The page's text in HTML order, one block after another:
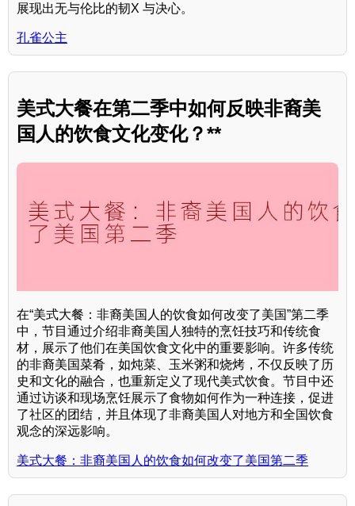
展现出无与伦比的韧X 与决心。
孔雀公主
美式大餐在第二季中如何反映非裔美
国人的饮食文化变化？**
在“美式大餐：非裔美国人的饮食如何改变了美国”第二季
中，节目通过介绍非裔美国人独特的烹饪技巧和传统食
材，展示了他们在美国饮食文化中的重要影响。许多传统
的非裔美国菜肴，如炖菜、玉米粥和烧烤，不仅反映了历
史和文化的融合，也重新定义了现代美式饮食。节目中还
通过访谈和现场烹饪展示了食物如何作为一种连接，促进
了社区的团结，并且体现了非裔美国人对地方和全国饮食
观念的深远影响。
美式大餐：非裔美国人的饮食如何改变了美国第二季